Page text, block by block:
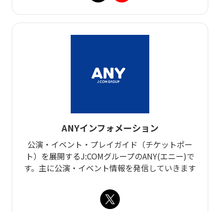
ANYインフォメーション
公演・イベント・プレイガイド（チケットポー
ト）を展開するJ:COMグループのANY(エニー)で
す。主に公演・イベント情報を発信していきます